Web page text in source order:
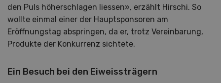
den Puls höherschlagen liessen», erzählt Hirschi. So
wollte einmal einer der Hauptsponsoren am
Eröffnungstag abspringen, da er, trotz Vereinbarung,
Produkte der Konkurrenz sichtete.
Ein Besuch bei den Eiweissträgern